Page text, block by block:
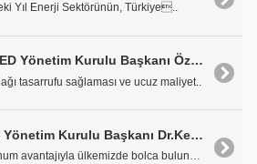
Yıl Enerji Sektörünün, Türkiye..
TÜRKOTED Yönetim Kurulu Başkanı Özkan Ağış: "Enerji, Tüketildiği Noktaya Yakın Bir Yerde Üretilirse, Kayıp ve Kaçaklar Ortadan Kalkar ve Enerji Tasarrufu Artar"
tasarrufu sağlaması ve ucuz maliyet..
GÜNDER Yönetim Kurulu Başkanı Dr.Kemal Gani Bayraktar:"Yatırımcı Hazır, Yatırım Zemini Uygun"
Coğrafi konum avantajıyla ülkemizde bolca bulunan ..